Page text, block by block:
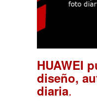
HUAWEI
diseño,
diaria.